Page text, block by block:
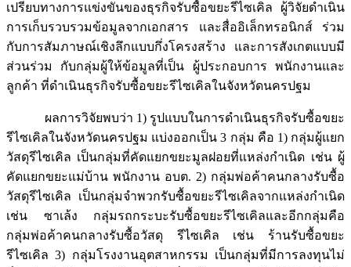
เปรียบทางการแข่งขันของธุรกิจรับซื้อขยะรีไซเคิล ผู้วิจัยดำเนิน
การเก็บรวบรวมข้อมูลจากเอกสาร และสื่ออิเล็กทรอนิกส์ ร่วม
กับการสัมภาษณ์เชิงลึกแบบกึ่งโครงสร้าง และการสังเกตแบบมี
ส่วนร่วม กับกลุ่มผู้ให้ข้อมูลที่เป็น ผู้ประกอบการ พนักงานและ
ลูกค้า ที่ดำเนินธุรกิจรับซื้อขยะรีไซเคิลในจังหวัดนครปฐม
ผลการวิจัยพบว่า 1) รูปแบบในการดำเนินธุรกิจรับซื้อขยะ
รีไซเคิลในจังหวัดนครปฐม แบ่งออกเป็น 3 กลุ่ม คือ 1) กลุ่มผู้แยก
วัสดุรีไซเคิล เป็นกลุ่มที่คัดแยกขยะมูลฝอยที่แหล่งกำเนิด เช่น ผู้
คัดแยกขยะแม่บ้าน พนักงาน อบต. 2) กลุ่มพ่อค้าคนกลางรับซื้อ
วัสดุรีไซเคิล เป็นกลุ่มจำพวกรับซื้อขยะรีไซเคิลจากแหล่งกำเนิด
เช่น ซาเล้ง กลุ่มรถกระบะรับซื้อขยะรีไซเคิลและอีกกลุ่มคือ
กลุ่มพ่อค้าคนกลางรับซื้อวัสดุ รีไซเคิล เช่น ร้านรับซื้อขยะ
รีไซเคิล 3) กลุ่มโรงงานอุตสาหกรรม เป็นกลุ่มที่มีการลงทุนไม่